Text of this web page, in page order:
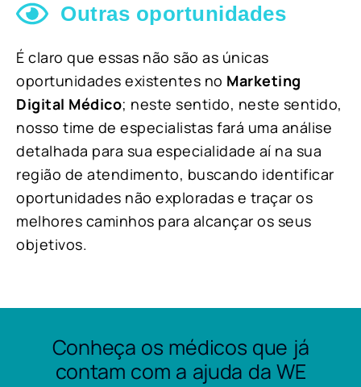
Outras oportunidades
É claro que essas não são as únicas
oportunidades existentes no Marketing
Digital Médico; neste sentido, neste sentido,
nosso time de especialistas fará uma análise
detalhada para sua especialidade aí na sua
região de atendimento, buscando identificar
oportunidades não exploradas e traçar os
melhores caminhos para alcançar os seus
objetivos.
Conheça os médicos que já
contam com a ajuda da WE